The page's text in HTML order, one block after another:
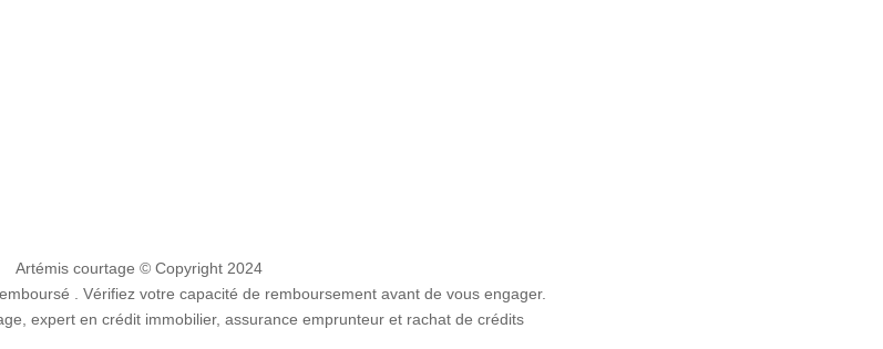
Artémis courtage © Copyright 2024
. Vérifiez votre capacité de remboursement avant de vous engager.
expert en crédit immobilier, assurance emprunteur et rachat de crédits